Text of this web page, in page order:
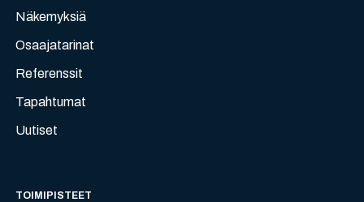
Näkemyksiä
Osaajatarinat
Referenssit
Tapahtumat
Uutiset
TOIMIPISTEET